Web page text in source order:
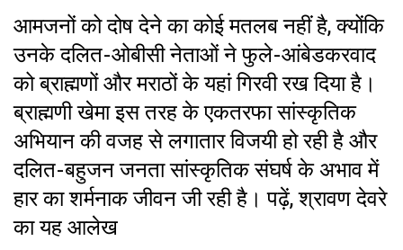
आमजनों को दोष देने का कोई मतलब नहीं है, क्योंकि
उनके दलित-ओबीसी नेताओं ने फुले-आंबेडकरवाद
को ब्राह्मणों और मराठों के यहां गिरवी रख दिया है।
ब्राह्मणी खेमा इस तरह के एकतरफा सांस्कृतिक
अभियान की वजह से लगातार विजयी हो रही है और
दलित-बहुजन जनता सांस्कृतिक संघर्ष के अभाव में
हार का शर्मनाक जीवन जी रही है। पढ़ें, श्रावण देवरे
का यह आलेख